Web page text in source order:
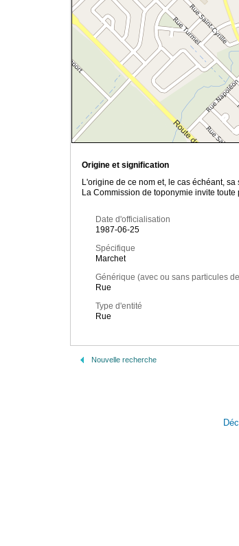
Origine et signification
L'origine de ce nom et, le cas échéant,
La Commission de toponymie invite
Date d'officialisation
1987-06-25
Spécifique
Marchet
Générique (avec ou sans particules
Rue
Type d'entité
Rue
Nouvelle recherche